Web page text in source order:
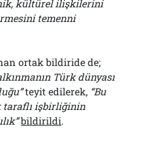
kültürel ilişkilerini
temenni
ortak bildiride de;
Türk dünyası
teyit edilerek, “Bu
taraflı işbirliğinin
bildirildi.